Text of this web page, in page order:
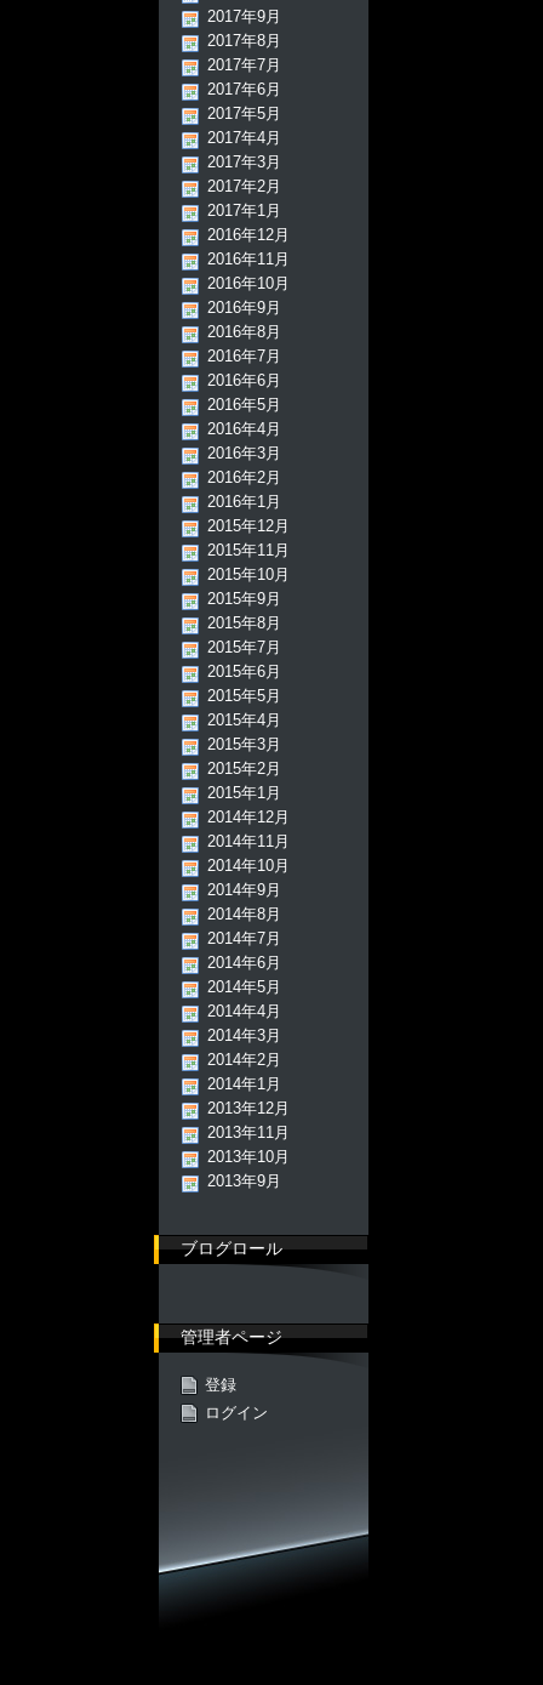
2017年9月
2017年8月
2017年7月
2017年6月
2017年5月
2017年4月
2017年3月
2017年2月
2017年1月
2016年12月
2016年11月
2016年10月
2016年9月
2016年8月
2016年7月
2016年6月
2016年5月
2016年4月
2016年3月
2016年2月
2016年1月
2015年12月
2015年11月
2015年10月
2015年9月
2015年8月
2015年7月
2015年6月
2015年5月
2015年4月
2015年3月
2015年2月
2015年1月
2014年12月
2014年11月
2014年10月
2014年9月
2014年8月
2014年7月
2014年6月
2014年5月
2014年4月
2014年3月
2014年2月
2014年1月
2013年12月
2013年11月
2013年10月
2013年9月
ブログロール
管理者ページ
登録
ログイン